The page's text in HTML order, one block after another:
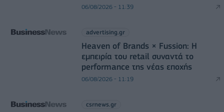
06/08/2026 - 11:39
advertising.gr
Heaven of Brands × Fussion: Η
εμπειρία του retail συναντά το
performance της νέας εποχής
06/08/2026 - 11:19
csrnews.gr